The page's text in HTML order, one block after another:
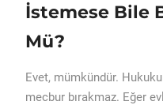
İstemese Bile
Mü?
Evet, mümkündür.
mecbur bırakmaz. Eğer